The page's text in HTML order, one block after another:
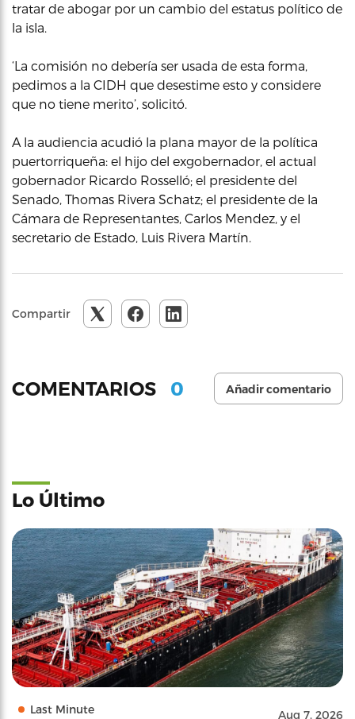
tratar de abogar por un cambio del estatus político de
la isla.
‘La comisión no debería ser usada de esta forma,
pedimos a la CIDH que desestime esto y considere
que no tiene merito’, solicitó.
A la audiencia acudió la plana mayor de la política
puertorriqueña: el hijo del exgobernador, el actual
gobernador Ricardo Rosselló; el presidente del
Senado, Thomas Rivera Schatz; el presidente de la
Cámara de Representantes, Carlos Mendez, y el
secretario de Estado, Luis Rivera Martín.
Compartir
COMENTARIOS 0 Añadir comentario
Lo Último
Last Minute Aug 7, 2026